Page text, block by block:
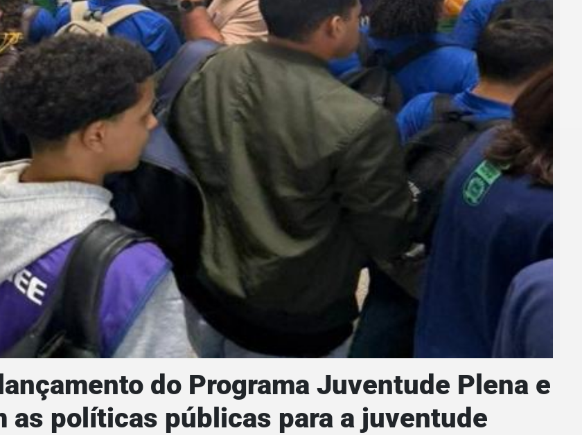
do Programa Juventude Plena e
as políticas públicas para a juventude